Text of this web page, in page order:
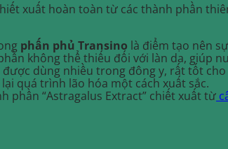
xuất hoàn toàn từ các thành phần
phấn phủ Transino là điểm tạo nên
không thể thiếu đối với làn da, giúp
dùng nhiều trong đông y, rất tốt
quá trình lão hóa một cách xuất sắc.
phần “Astragalus Extract” chiết xuất từ